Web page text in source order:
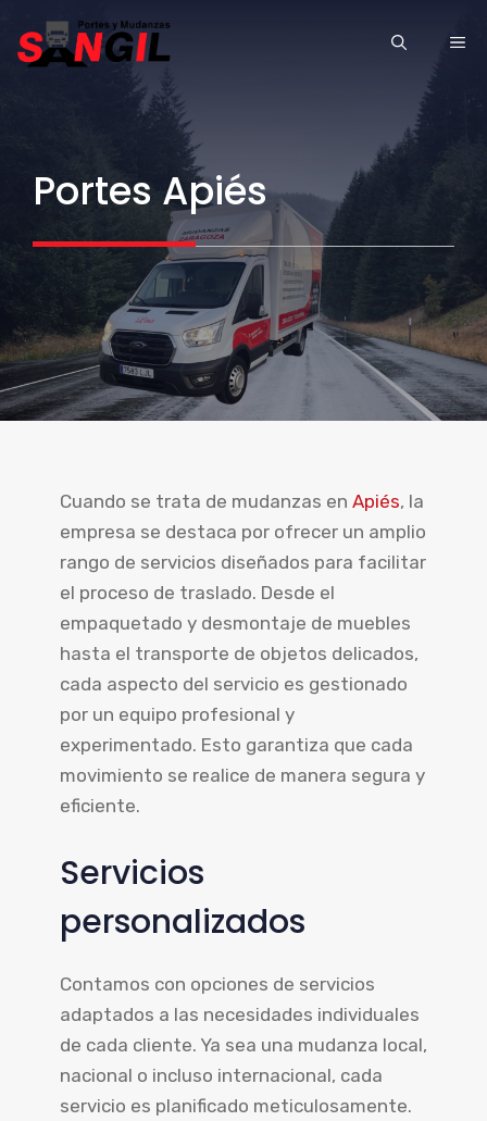
Portes Apiés
Cuando se trata de mudanzas en Apiés, la
empresa se destaca por ofrecer un amplio
rango de servicios diseñados para facilitar
el proceso de traslado. Desde el
empaquetado y desmontaje de muebles
hasta el transporte de objetos delicados,
cada aspecto del servicio es gestionado
por un equipo profesional y
experimentado. Esto garantiza que cada
movimiento se realice de manera segura y
eficiente.
Servicios
personalizados
Contamos con opciones de servicios
adaptados a las necesidades individuales
de cada cliente. Ya sea una mudanza local,
nacional o incluso internacional, cada
servicio es planificado meticulosamente.